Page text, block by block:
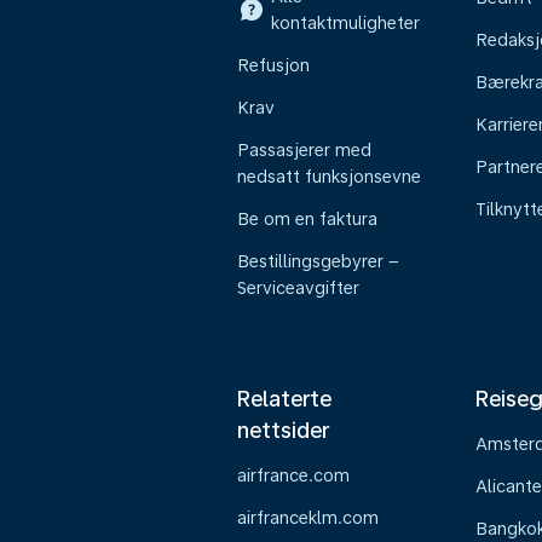
kontaktmuligheter
Refusjon
Krav
Passasjerer med
nedsatt funksjonsevne
Be om en faktura
Bestillingsgebyrer –
Serviceavgifter
Relaterte
nettsider
airfrance.com
airfranceklm.com
Alicante